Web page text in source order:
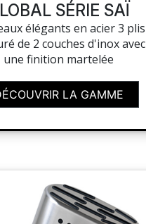
SÉRIE SAÏ
élégants en acier 3 plis
de 2 couches d'inox avec
une finition martelée
LA GAMME